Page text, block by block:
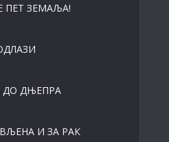
ПЕТ ЗЕМАЉА!
ДО ДЊЕПРА
И ЗА РАК